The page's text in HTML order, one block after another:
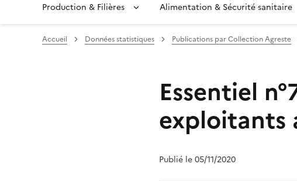
Production & Filières Alimentation & Sécurité sanitaire
Accueil Données statistiques Publications par Collection Agreste
Essentiel
exploitants
Publié le 05/11/2020